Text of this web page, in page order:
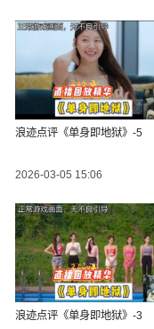
浪迹点评《单身即地狱》-5
2026-03-05 15:06
浪迹点评《单身即地狱》-3